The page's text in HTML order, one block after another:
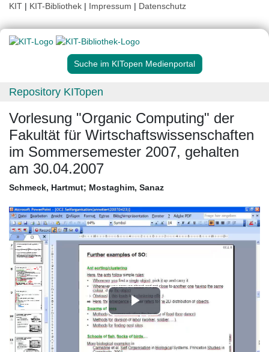
KIT | KIT-Bibliothek | Impressum | Datenschutz
Suche im KITopen Medienportal
Repository KITopen
Vorlesung "Organic Computing" der
Fakultät für Wirtschaftswissenschaften
im Sommersemester 2007, gehalten
am 30.04.2007
Schmeck, Hartmut; Mostaghim, Sanaz
Play
Video